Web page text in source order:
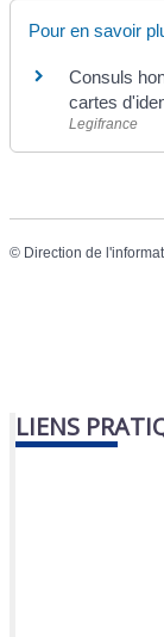
Pour en savoir
Consuls
cartes
Legifrance
© Direction de
LIENS